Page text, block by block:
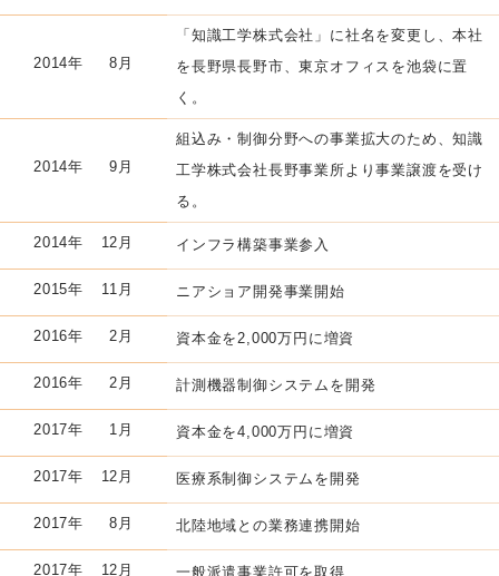
2014年 8月
「知識工学株式会社」に社名を変更し、本社
を長野県長野市、東京オフィスを池袋に置
く。
2014年 9月
組込み・制御分野への事業拡大のため、知識
工学株式会社長野事業所より事業譲渡を受け
る。
2014年 12月 インフラ構築事業参入
2015年 11月 ニアショア開発事業開始
2016年 2月 資本金を2,000万円に増資
2016年 2月 計測機器制御システムを開発
2017年 1月 資本金を4,000万円に増資
2017年 12月 医療系制御システムを開発
2017年 8月 北陸地域との業務連携開始
2017年 12月 一般派遣事業許可を取得